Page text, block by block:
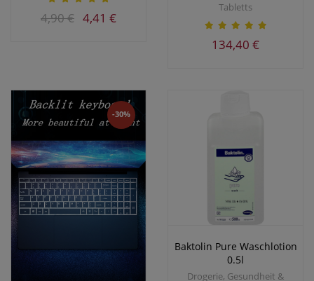
4,90 € 4,41 €
Tabletts
134,40 €
-30%
Baktolin Pure Waschlotion
0.5l
Drogerie, Gesundheit &